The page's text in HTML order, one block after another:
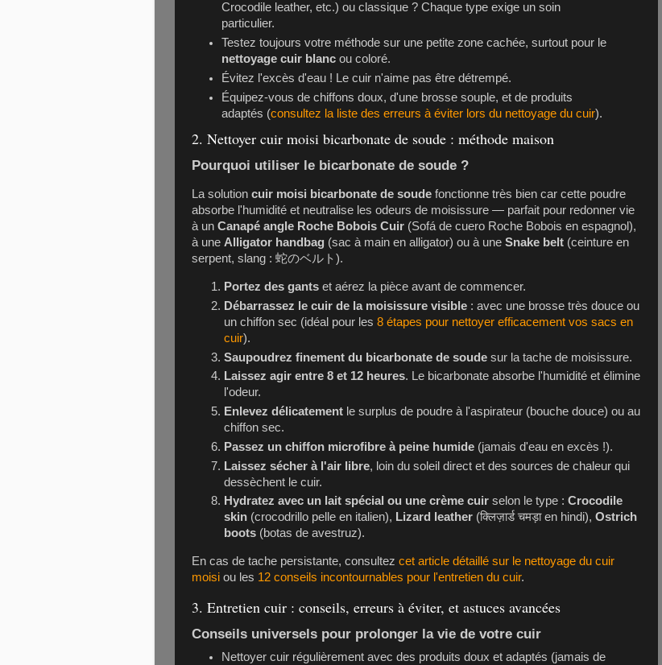
Crocodile leather, etc.) ou classique ? Chaque type exige un soin
particulier.
Testez toujours votre méthode sur une petite zone cachée, surtout pour le
nettoyage cuir blanc ou coloré.
Évitez l'excès d'eau ! Le cuir n'aime pas être détrempé.
Équipez-vous de chiffons doux, d'une brosse souple, et de produits
adaptés (consultez la liste des erreurs à éviter lors du nettoyage du cuir).
2. Nettoyer cuir moisi bicarbonate de soude : méthode maison
Pourquoi utiliser le bicarbonate de soude ?
La solution cuir moisi bicarbonate de soude fonctionne très bien car cette poudre
absorbe l'humidité et neutralise les odeurs de moisissure — parfait pour redonner vie
à un Canapé angle Roche Bobois Cuir (Sofá de cuero Roche Bobois en espagnol),
à une Alligator handbag (sac à main en alligator) ou à une Snake belt (ceinture en
serpent, slang : 蛇のベルト).
Portez des gants et aérez la pièce avant de commencer.
Débarrassez le cuir de la moisissure visible : avec une brosse très douce ou
un chiffon sec (idéal pour les 8 étapes pour nettoyer efficacement vos sacs en
cuir).
Saupoudrez finement du bicarbonate de soude sur la tache de moisissure.
Laissez agir entre 8 et 12 heures. Le bicarbonate absorbe l'humidité et élimine
l'odeur.
Enlevez délicatement le surplus de poudre à l'aspirateur (bouche douce) ou au
chiffon sec.
Passez un chiffon microfibre à peine humide (jamais d'eau en excès !).
Laissez sécher à l'air libre, loin du soleil direct et des sources de chaleur qui
dessèchent le cuir.
Hydratez avec un lait spécial ou une crème cuir selon le type : Crocodile
skin (crocodrillo pelle en italien), Lizard leather (क्लिज़ार्ड चमड़ा en hindi), Ostrich
boots (botas de avestruz).
En cas de tache persistante, consultez cet article détaillé sur le nettoyage du cuir
moisi ou les 12 conseils incontournables pour l'entretien du cuir.
3. Entretien cuir : conseils, erreurs à éviter, et astuces avancées
Conseils universels pour prolonger la vie de votre cuir
Nettoyer cuir régulièrement avec des produits doux et adaptés (jamais de